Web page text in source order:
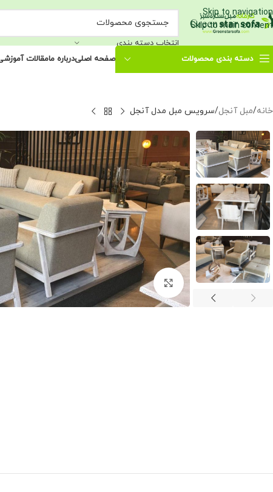
Skip to navigation
Skip to main content
انتخاب دسته بندی
دسته بندی محصولات
صفحه اصلیدرباره مامقالات
خانه مبل آنجل سرویس مبل مدل آنجل
برای بزرگنمایی کلیک کنید